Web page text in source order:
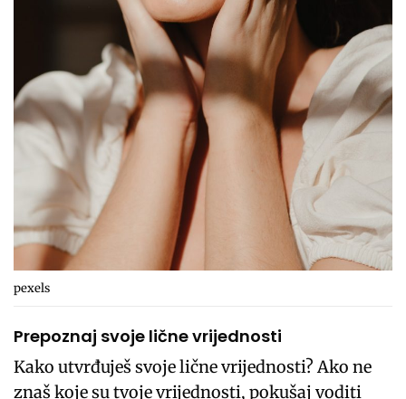
pexels
Prepoznaj svoje lične vrijednosti
Kako utvrđuješ svoje lične vrijednosti? Ako ne
znaš koje su tvoje vrijednosti, pokušaj voditi